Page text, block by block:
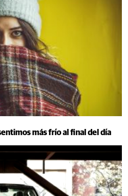
más frío al final del día